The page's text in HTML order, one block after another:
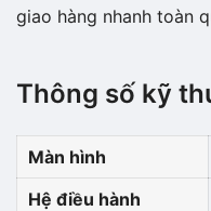
giao hàng nhanh toàn
Thông số kỹ
Màn hình
Hệ điều hành